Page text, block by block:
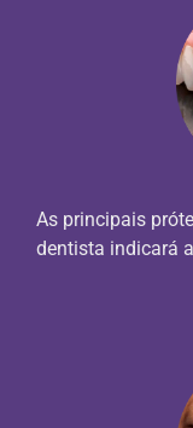
As principais
dentista indicará